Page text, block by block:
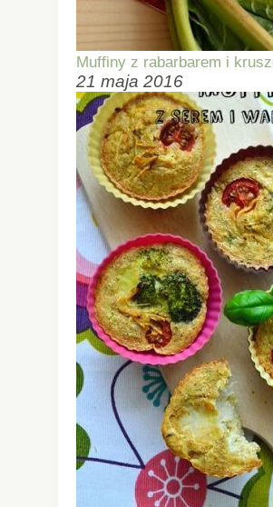
Muffiny z rabarbarem i
21 maja 2016